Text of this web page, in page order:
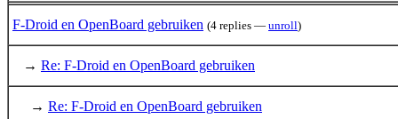
F-Droid en OpenBoard gebruiken (4 replies — unroll)
→ Re: F-Droid en OpenBoard gebruiken
→ Re: F-Droid en OpenBoard gebruiken